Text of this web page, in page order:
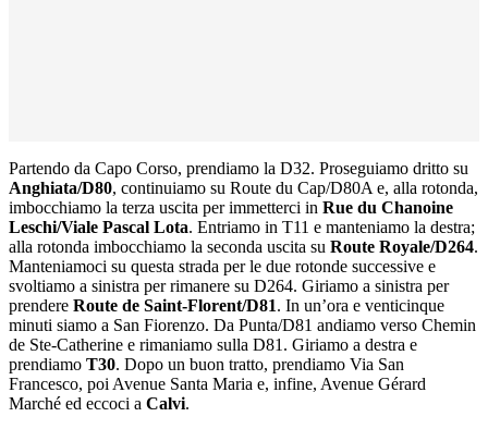
Partendo da Capo Corso, prendiamo la D32. Proseguiamo dritto su
Anghiata/D80, continuiamo su Route du Cap/D80A e, alla rotonda,
imbocchiamo la terza uscita per immetterci in Rue du Chanoine
Leschi/Viale Pascal Lota. Entriamo in T11 e manteniamo la destra;
alla rotonda imbocchiamo la seconda uscita su Route Royale/D264.
Manteniamoci su questa strada per le due rotonde successive e
svoltiamo a sinistra per rimanere su D264. Giriamo a sinistra per
prendere Route de Saint-Florent/D81. In un’ora e venticinque
minuti siamo a San Fiorenzo. Da Punta/D81 andiamo verso Chemin
de Ste-Catherine e rimaniamo sulla D81. Giriamo a destra e
prendiamo T30. Dopo un buon tratto, prendiamo Via San
Francesco, poi Avenue Santa Maria e, infine, Avenue Gérard
Marché ed eccoci a Calvi.